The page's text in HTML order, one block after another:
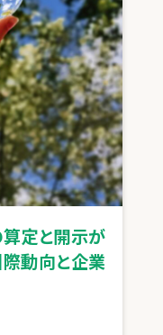
算定と開示が
動向と企業